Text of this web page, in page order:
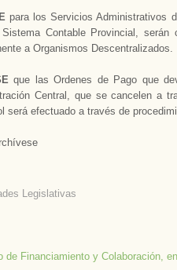
para los Servicios Administrativos
Contable Provincial,
a Organismos Descentralizados.
que las Ordenes de Pago que
Central, que se cancelen a
será efectuado a través de
Legislativas
de Financiamiento y Colaboración,